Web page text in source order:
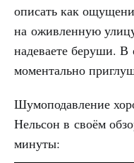
описать как
на оживленную
надеваете беруши. В
моментально
Шумоподавление
Нельсон в своём
минуты: